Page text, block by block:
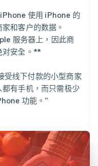
使用 iPhone 的
和客户的数据。
服务器上，因此商
对安全。**
受线下付款的小型商家
有手机，而只需极少
功能。”